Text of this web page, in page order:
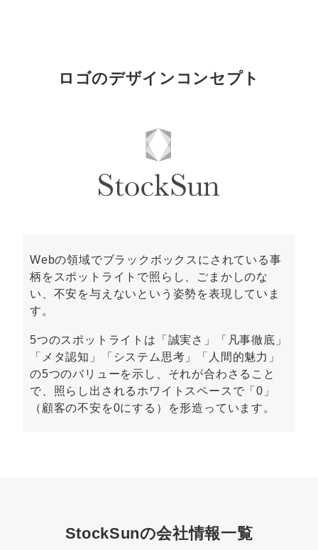
ロゴのデザインコンセプト
Webの領域でブラックボックスにされている事
柄をスポットライトで照らし、ごまかしのな
い、不安を与えないという姿勢を表現していま
す。
5つのスポットライトは「誠実さ」「凡事徹底」
「メタ認知」「システム思考」「人間的魅力」
の5つのバリューを示し、それが合わさること
で、照らし出されるホワイトスペースで「0」
（顧客の不安を0にする）を形造っています。
StockSunの会社情報一覧